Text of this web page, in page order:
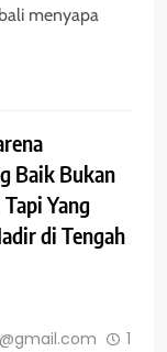
menyapa
Baik Bukan
Yang
di Tengah
1